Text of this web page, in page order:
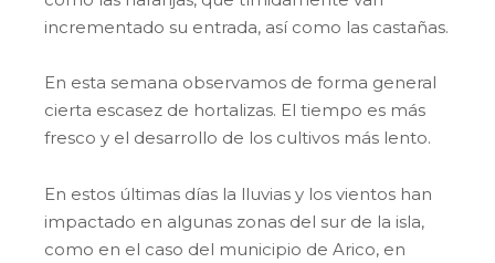
incrementado su entrada, así como las castañas.
En esta semana observamos de forma general
cierta escasez de hortalizas. El tiempo es más
fresco y el desarrollo de los cultivos más lento.
En estos últimas días la lluvias y los vientos han
impactado en algunas zonas del sur de la isla,
como en el caso del municipio de Arico, en